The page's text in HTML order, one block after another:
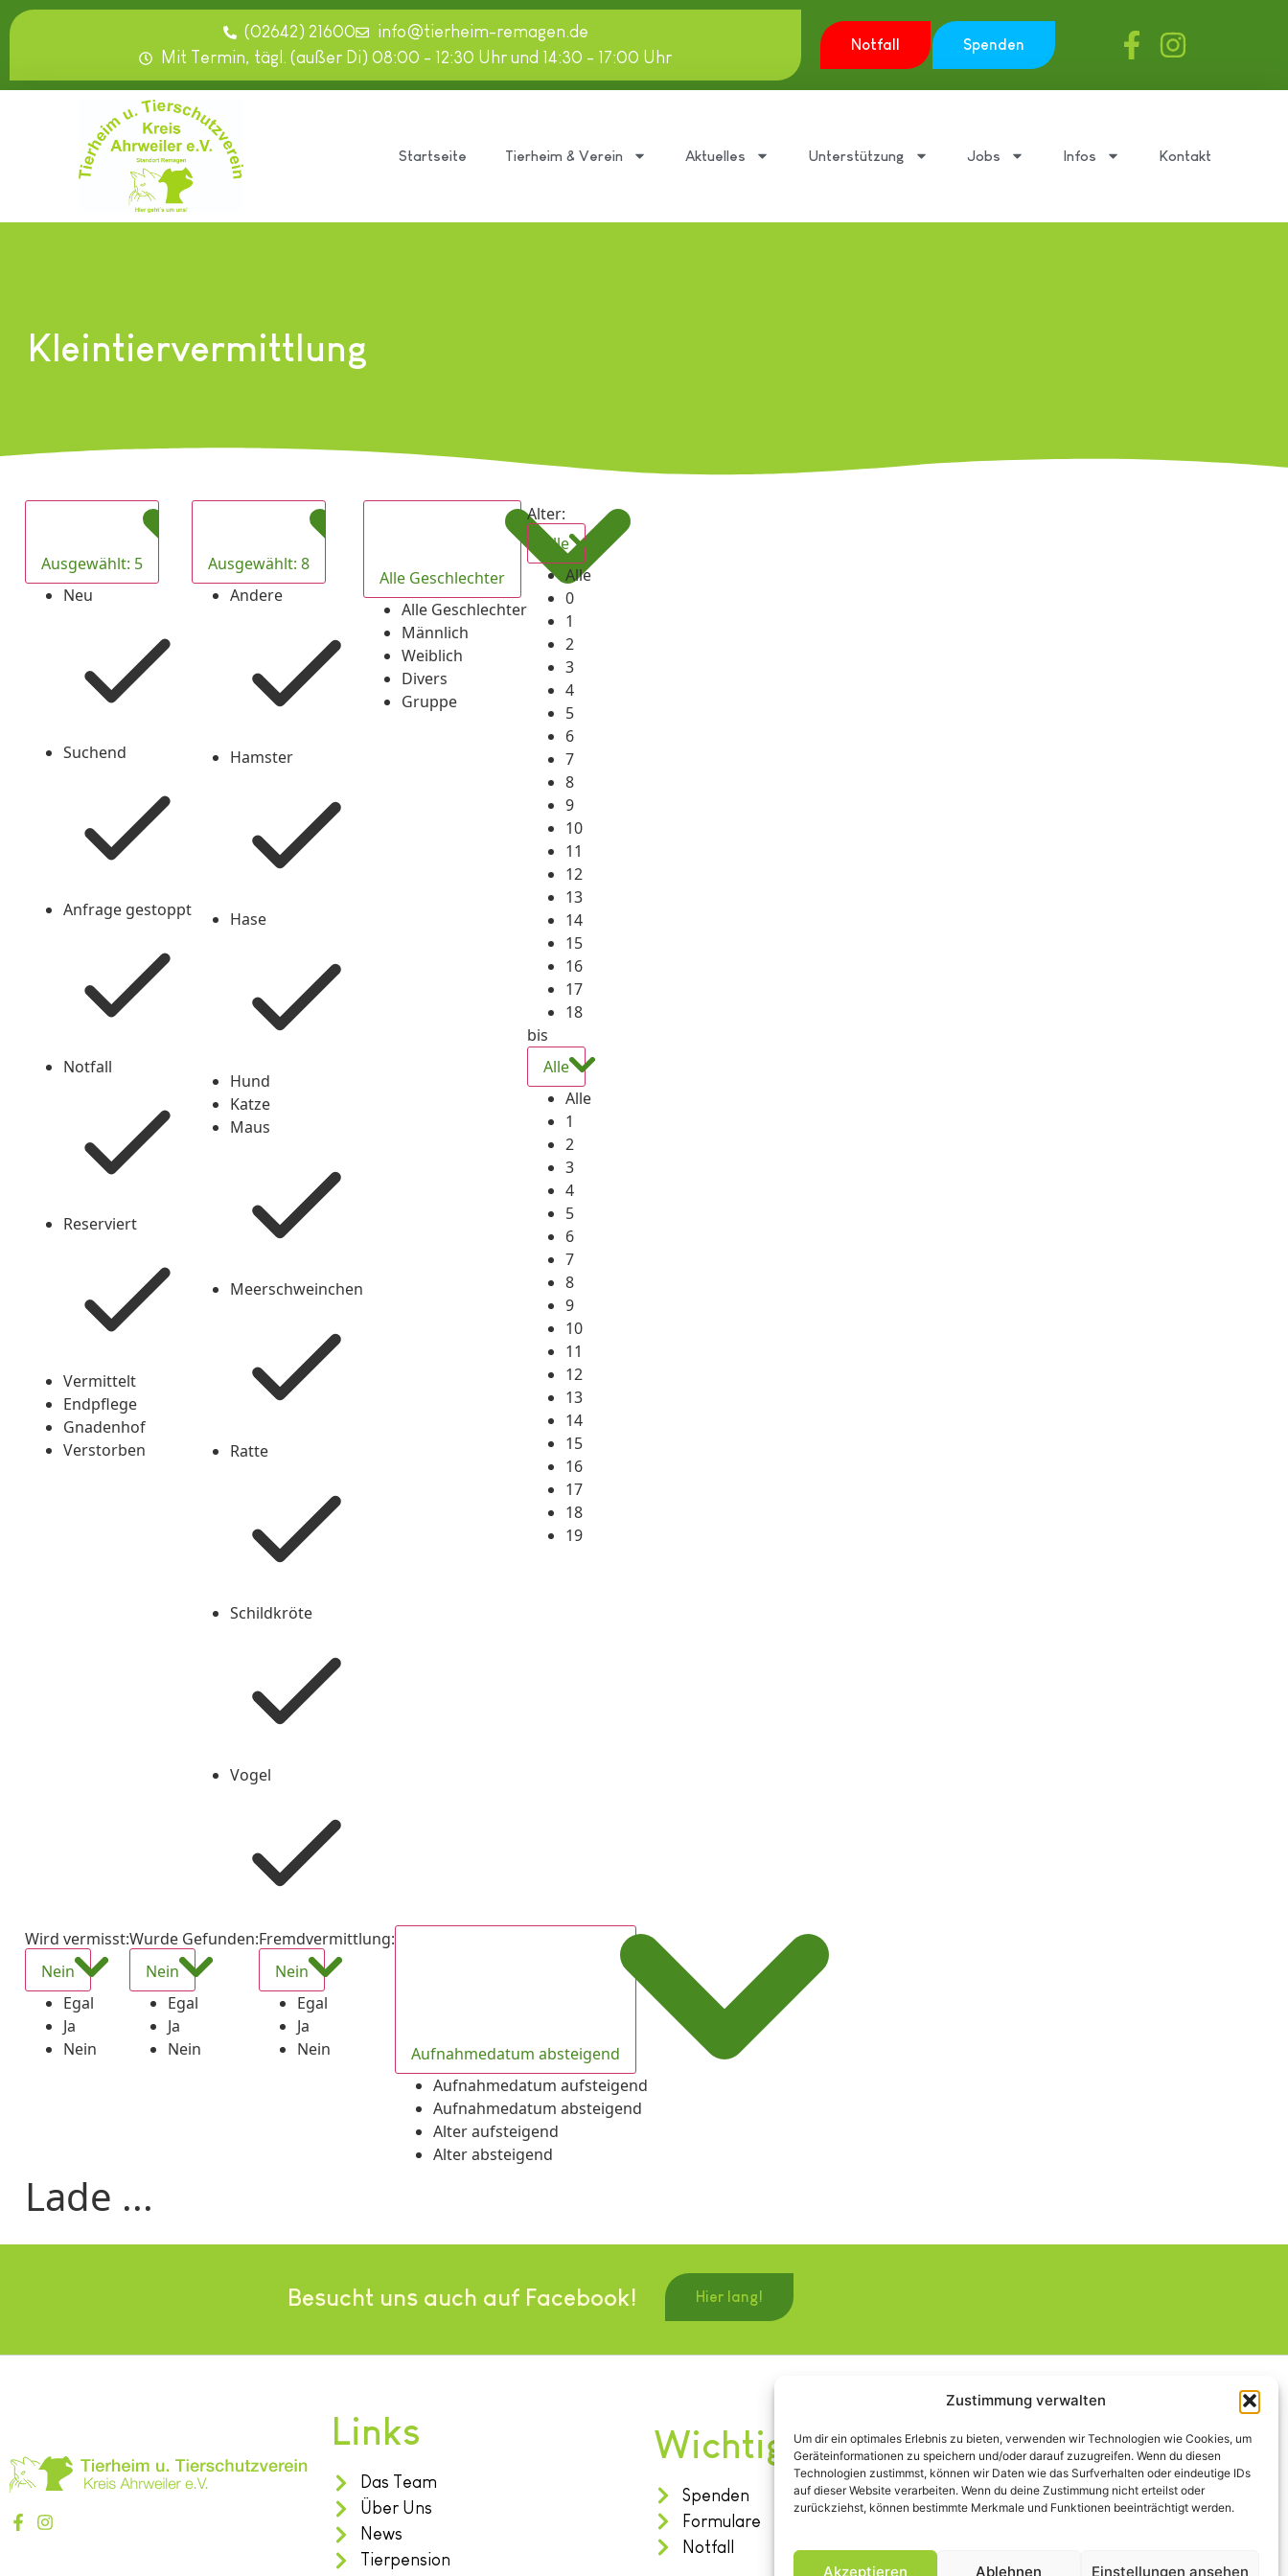
Zustimmung verwalten
Um dir ein optimales Erlebnis zu bieten, verwenden wir Technologien wie Cookies, um
Geräteinformationen zu speichern und/oder darauf zuzugreifen. Wenn du diesen
Technologien zustimmst, können wir Daten wie das Surfverhalten oder eindeutige IDs
auf dieser Website verarbeiten. Wenn du deine Zustimmung nicht erteilst oder
zurückziehst, können bestimmte Merkmale und Funktionen beeinträchtigt werden.
Akzeptieren Ablehnen Einstellungen ansehen
springen
(02642) 21600
info@tierheim-remagen.de
Mit Termin, tägl. (außer Di) 08:00 - 12:30 Uhr und 14:30 - 17:00 Uhr
Notfall Spenden
Startseite Tierheim & Verein Aktuelles Unterstützung Jobs Infos Kontakt
Kleintiervermittlung
Ausgewählt: 5
Neu
Suchend
Anfrage gestoppt
Notfall
Reserviert
Vermittelt
Endpflege
Gnadenhof
Verstorben
Ausgewählt: 8
Andere
Hamster
Hase
Hund
Katze
Maus
Meerschweinchen
Ratte
Schildkröte
Vogel
Alle Geschlechter
Alle Geschlechter
Männlich
Weiblich
Divers
Gruppe
Alter:
Alle
Alle
0
1
2
3
4
5
6
7
8
9
10
11
12
13
14
15
16
17
18
bis
Alle
Alle
1
2
3
4
5
6
7
8
9
10
11
12
13
14
15
16
17
18
19
Wird vermisst:
Nein
Egal
Ja
Nein
Wurde Gefunden:
Nein
Egal
Ja
Nein
Fremdvermittlung:
Nein
Egal
Ja
Nein
Aufnahmedatum absteigend
Aufnahmedatum aufsteigend
Aufnahmedatum absteigend
Alter aufsteigend
Alter absteigend
Lade ...
Besucht uns auch auf Facebook! Hier lang!
Links
Das Team
Über Uns
News
Tierpension
Wichtiges
Spenden
Formulare
Notfall
Rechtliches
Impressum
Datenschutz